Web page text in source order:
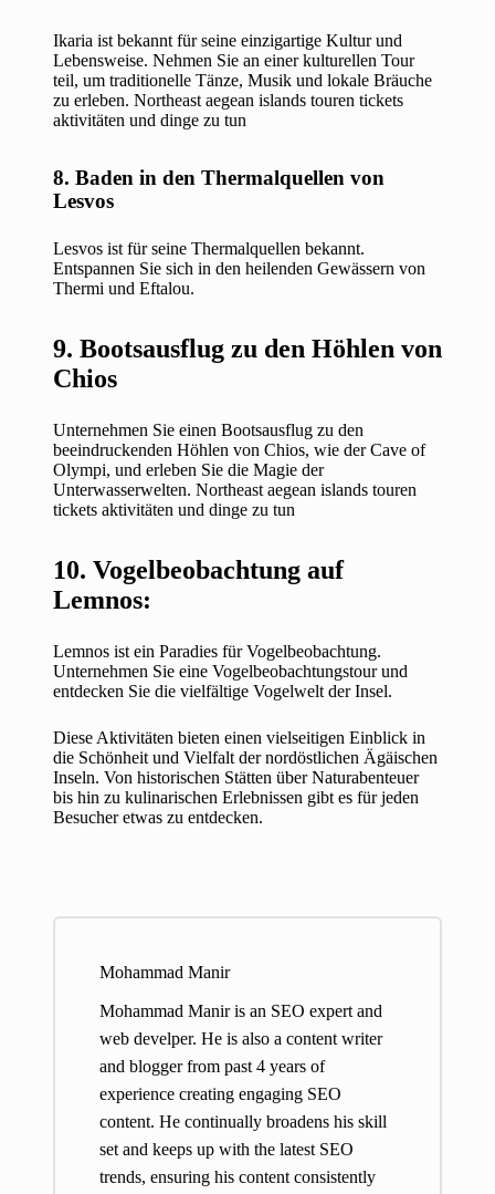
Ikaria ist bekannt für seine einzigartige Kultur und
Lebensweise. Nehmen Sie an einer kulturellen Tour
teil, um traditionelle Tänze, Musik und lokale Bräuche
zu erleben. Northeast aegean islands touren tickets
aktivitäten und dinge zu tun
8. Baden in den Thermalquellen von
Lesvos
Lesvos ist für seine Thermalquellen bekannt.
Entspannen Sie sich in den heilenden Gewässern von
Thermi und Eftalou.
9. Bootsausflug zu den Höhlen von
Chios
Unternehmen Sie einen Bootsausflug zu den
beeindruckenden Höhlen von Chios, wie der Cave of
Olympi, und erleben Sie die Magie der
Unterwasserwelten. Northeast aegean islands touren
tickets aktivitäten und dinge zu tun
10. Vogelbeobachtung auf
Lemnos:
Lemnos ist ein Paradies für Vogelbeobachtung.
Unternehmen Sie eine Vogelbeobachtungstour und
entdecken Sie die vielfältige Vogelwelt der Insel.
Diese Aktivitäten bieten einen vielseitigen Einblick in
die Schönheit und Vielfalt der nordöstlichen Ägäischen
Inseln. Von historischen Stätten über Naturabenteuer
bis hin zu kulinarischen Erlebnissen gibt es für jeden
Besucher etwas zu entdecken.
Mohammad Manir
Mohammad Manir is an SEO expert and
web develper. He is also a content writer
and blogger from past 4 years of
experience creating engaging SEO
content. He continually broadens his skill
set and keeps up with the latest SEO
trends, ensuring his content consistently